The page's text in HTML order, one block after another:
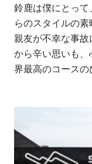
鈴鹿は僕にとっ
らのスタイルの
親友が不幸な事
から辛い思いも
界最高のコースの